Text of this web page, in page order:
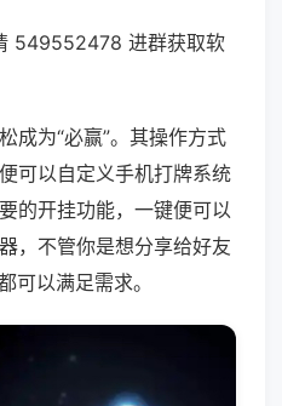
549552478 进群获取软
成为“必赢”。其操作方式
可以自定义手机打牌系统
的开挂功能，一键便可以
，不管你是想分享给好友
可以满足需求。